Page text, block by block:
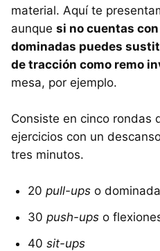
material. Aquí te
aunque si no cuentas
dominadas puedes
de tracción como remo
mesa, por ejemplo.
Consiste en cinco rondas
ejercicios con un
tres minutos.
20 pull-ups o
30 push-ups o
40 sit-ups